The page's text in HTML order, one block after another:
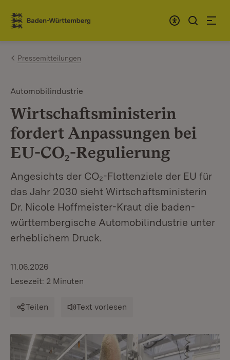
Zum Inhalt springen
Link zur Startseite
Pressemitteilungen
Automobilindustrie
Wirtschaftsministerin
fordert Anpassungen bei
EU-CO₂-Regulierung
Angesichts der CO₂-Flottenziele der EU für
das Jahr 2030 sieht Wirtschaftsministerin
Dr. Nicole Hoffmeister-Kraut die baden-
württembergische Automobilindustrie unter
erheblichem Druck.
11.06.2026
Lesezeit: 2 Minuten
Teilen Text vorlesen